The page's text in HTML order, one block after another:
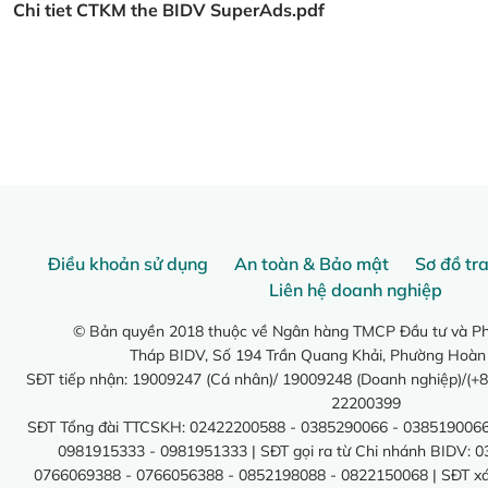
Chi tiet CTKM the BIDV SuperAds.pdf
Điều khoản sử dụng An toàn & Bảo mật
Sơ đồ
Liên hệ doanh nghiệp
© Bản quyền 2018 thuộc về Ngân hàng TMCP Đầu tư và
Tháp BIDV, Số 194 Trần Quang Khải, Phường
SĐT tiếp nhận: 19009247 (Cá nhân)/ 19009248 (Doanh nghiệp)/
22200399
SĐT Tổng đài TTCSKH: 02422200588 - 0385290066 -
0981915333 - 0981951333 | SĐT gọi ra từ Chi nhánh BIDV:
0766069388 - 0766056388 - 0852198088 - 0822150068 | SĐT